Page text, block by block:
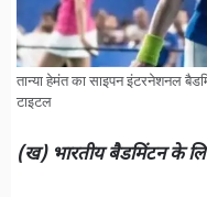
तान्या हेमंत का साइपन इंटरनेशनल
टाइटल
(ख) भारतीय बैडमिंटन के